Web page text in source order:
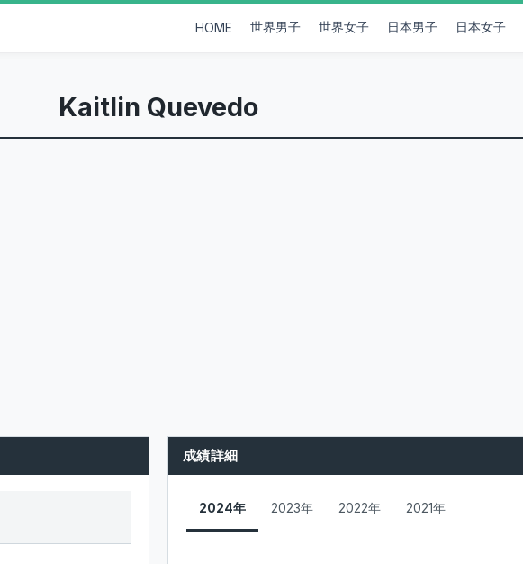
HOME 世界男子 世界女子 日本男子 日本女子
Kaitlin Quevedo
成績詳細
2024年 2023年 2022年 2021年